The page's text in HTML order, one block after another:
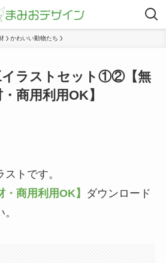
かわいい動物たち
イラストセット①②【無
商用利用OK】
トです。
・商用利用OK】
ダウンロード